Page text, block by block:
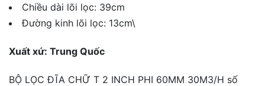
Chiều dài lõi lọc: 39cm
Đường kinh lõi lọc: 13cm\
Xuất xứ: Trung Quốc
BỘ LỌC ĐĨA CHỮ T 2 INCH PHI 60MM 30M3/H số